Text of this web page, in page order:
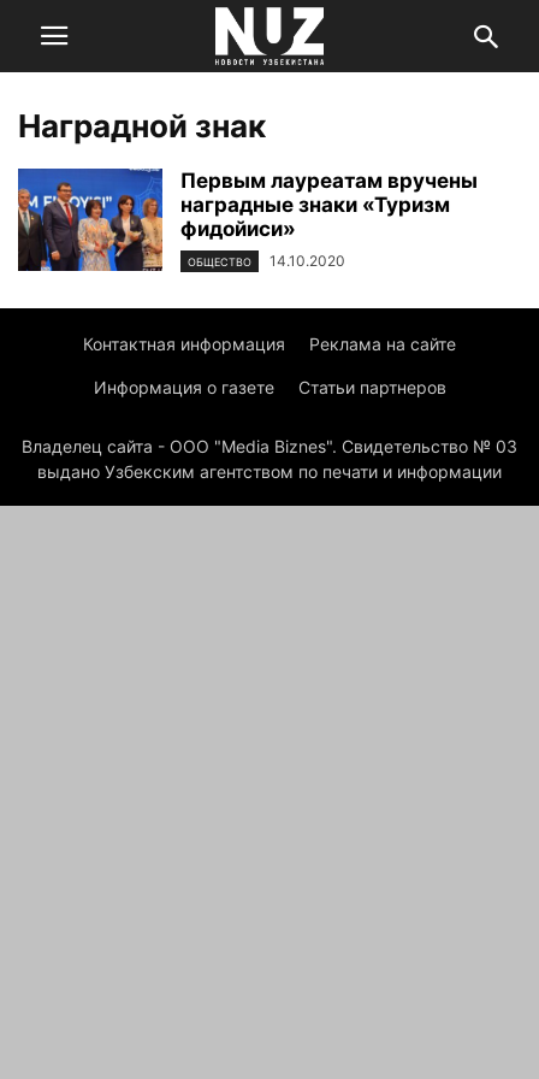
Наградной знак
Первым лауреатам вручены
наградные знаки «Туризм
фидойиси»
ОБЩЕСТВО 14.10.2020
Контактная информация Реклама на сайте
Информация о газете Статьи партнеров
Владелец сайта - ООО "Media Biznes". Свидетельство № 03
выдано Узбекским агентством по печати и информации